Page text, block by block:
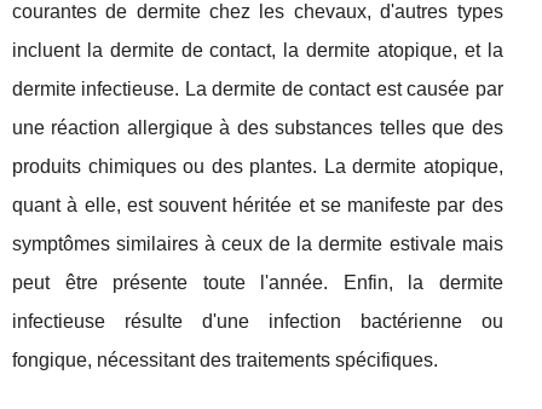
courantes de dermite chez les chevaux, d'autres types
incluent la dermite de contact, la dermite atopique, et la
dermite infectieuse. La dermite de contact est causée par
une réaction allergique à des substances telles que des
produits chimiques ou des plantes. La dermite atopique,
quant à elle, est souvent héritée et se manifeste par des
symptômes similaires à ceux de la dermite estivale mais
peut être présente toute l'année. Enfin, la dermite
infectieuse résulte d'une infection bactérienne ou
fongique, nécessitant des traitements spécifiques.